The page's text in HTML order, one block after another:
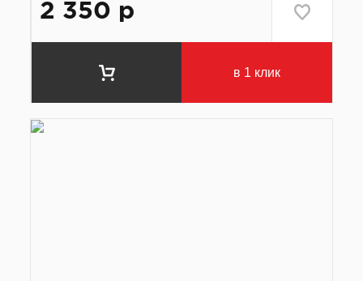
2 350 р
в 1 клик